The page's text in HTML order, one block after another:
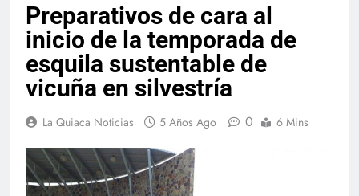
Preparativos de cara al
inicio de la temporada de
esquila sustentable de
vicuña en silvestría
La Quiaca Noticias 5 Años Ago 0 6 Mins